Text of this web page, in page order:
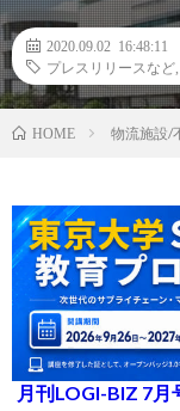
2020.09.02 16:48:11
プレスリリースなど
HOME 物流施設/
月刊LOGI-BIZ 7